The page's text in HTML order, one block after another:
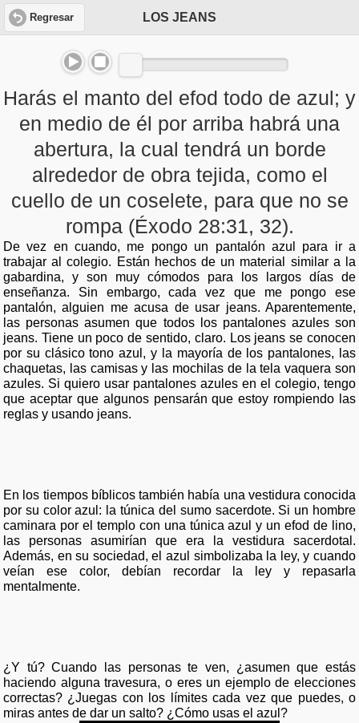
Regresar LOS JEANS
Harás el manto del efod todo de azul; y
en medio de él por arriba habrá una
abertura, la cual tendrá un borde
alrededor de obra tejida, como el
cuello de un coselete, para que no se
rompa (Éxodo 28:31, 32).
De vez en cuando, me pongo un pantalón azul para ir a
trabajar al colegio. Están hechos de un material similar a la
gabardina, y son muy cómodos para los largos días de
enseñanza. Sin embargo, cada vez que me pongo ese
pantalón, alguien me acusa de usar jeans. Aparentemente,
las personas asumen que todos los pantalones azules son
jeans. Tiene un poco de sentido, claro. Los jeans se conocen
por su clásico tono azul, y la mayoría de los pantalones, las
chaquetas, las camisas y las mochilas de la tela vaquera son
azules. Si quiero usar pantalones azules en el colegio, tengo
que aceptar que algunos pensarán que estoy rompiendo las
reglas y usando jeans.
En los tiempos bíblicos también había una vestidura conocida
por su color azul: la túnica del sumo sacerdote. Si un hombre
caminara por el templo con una túnica azul y un efod de lino,
las personas asumirían que era la vestidura sacerdotal.
Además, en su sociedad, el azul simbolizaba la ley, y cuando
veían ese color, debían recordar la ley y repasarla
mentalmente.
¿Y tú? Cuando las personas te ven, ¿asumen que estás
haciendo alguna travesura, o eres un ejemplo de elecciones
correctas? ¿Juegas con los límites cada vez que puedes, o
miras antes de dar un salto? ¿Cómo usas el azul?